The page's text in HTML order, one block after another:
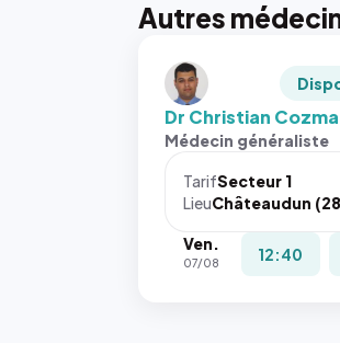
Autres
Dr Christian Cozma
Médecin généraliste
TarifSecteur 1
LieuChâteaudun
Ven.
07/08 12:40